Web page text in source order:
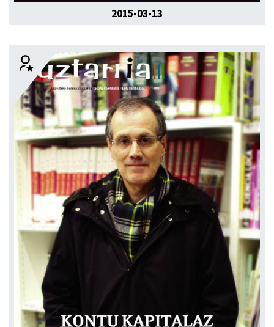
2015-03-13